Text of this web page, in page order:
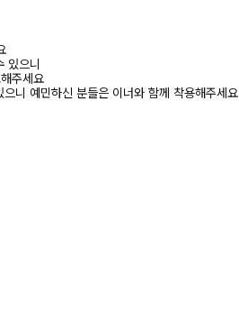
있으니
주세요
니 예민하신 분들은 이너와 함께 착용해주세요